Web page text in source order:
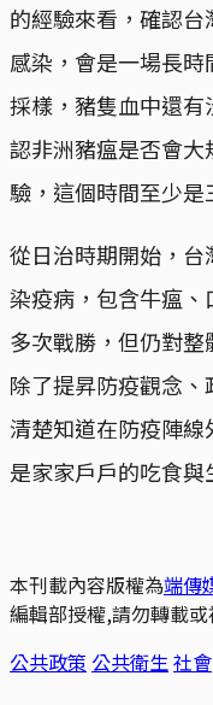
的經驗來看，確認
感染，會是一場長時
採樣，豬隻血中還
認非洲豬瘟是否會
驗，這個時間至少是
從日治時期開始，
染疫病，包含牛瘟
多次戰勝，但仍對整
除了提昇防疫觀念
清楚知道在防疫陣
是家家戶戶的吃食與
本刊載內容版權為端傳
編輯部授權,請勿轉載
公共政策 公共衛生 社會